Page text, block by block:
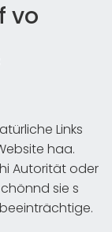
vo
Links
haa.
Autorität oder
sie s